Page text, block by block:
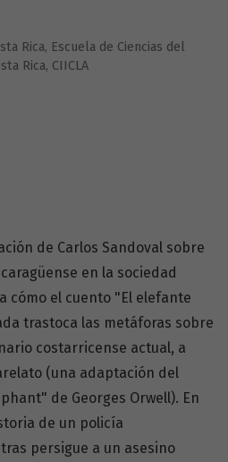
Rica, Escuela de Ciencias del
Rica, CIICLA
de Carlos Sandoval sobre
en la sociedad
cómo el cuento "El elefante
trastoca las metáforas sobre
costarricense actual, a
(una adaptación del
de Georges Orwell). En
de un policía
persigue a un asesino